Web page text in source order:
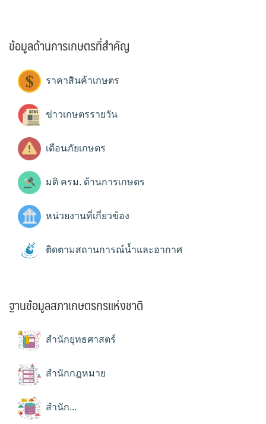
ข้อมูลด้านการเกษตรที่สำคัญ
ราคาสินค้าเกษตร
ข่าวเกษตรรายวัน
เตือนภัยเกษตร
มติ ครม. ด้านการเกษตร
หน่วยงานที่เกี่ยวข้อง
ติดตามสถานการณ์น้ำและอากาศ
ฐานข้อมูลสภาเกษตรกรแห่งชาติ
สำนักยุทธศาสตร์
สำนักกฎหมาย
สำนัก...